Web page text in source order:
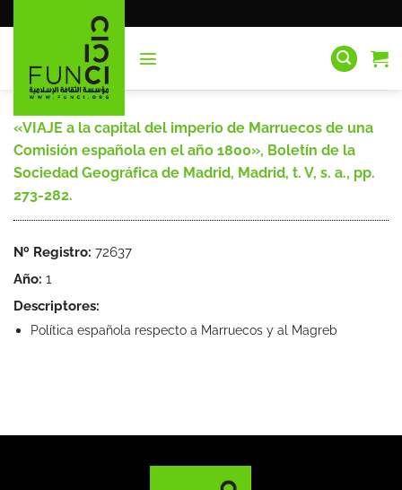
al
«VIAJE a la capital del imperio de Marruecos de una
Comisión española en el año 1800», Boletín de la
Sociedad Geográfica de Madrid, Madrid, t. V, s. a., pp.
273-282.
Nº Registro: 72637
Año: 1
Descriptores:
Política española respecto a Marruecos y al Magreb